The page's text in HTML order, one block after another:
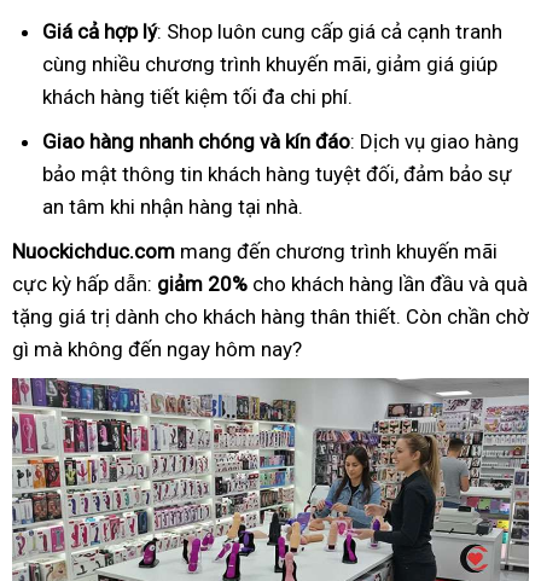
Giá cả hợp lý: Shop luôn cung cấp giá cả cạnh tranh
cùng nhiều chương trình khuyến mãi, giảm giá giúp
khách hàng tiết kiệm tối đa chi phí.
Giao hàng nhanh chóng và kín đáo: Dịch vụ giao hàng
bảo mật thông tin khách hàng tuyệt đối, đảm bảo sự
an tâm khi nhận hàng tại nhà.
Nuockichduc.com mang đến chương trình khuyến mãi
cực kỳ hấp dẫn: giảm 20% cho khách hàng lần đầu và quà
tặng giá trị dành cho khách hàng thân thiết. Còn chần chờ
gì mà không đến ngay hôm nay?